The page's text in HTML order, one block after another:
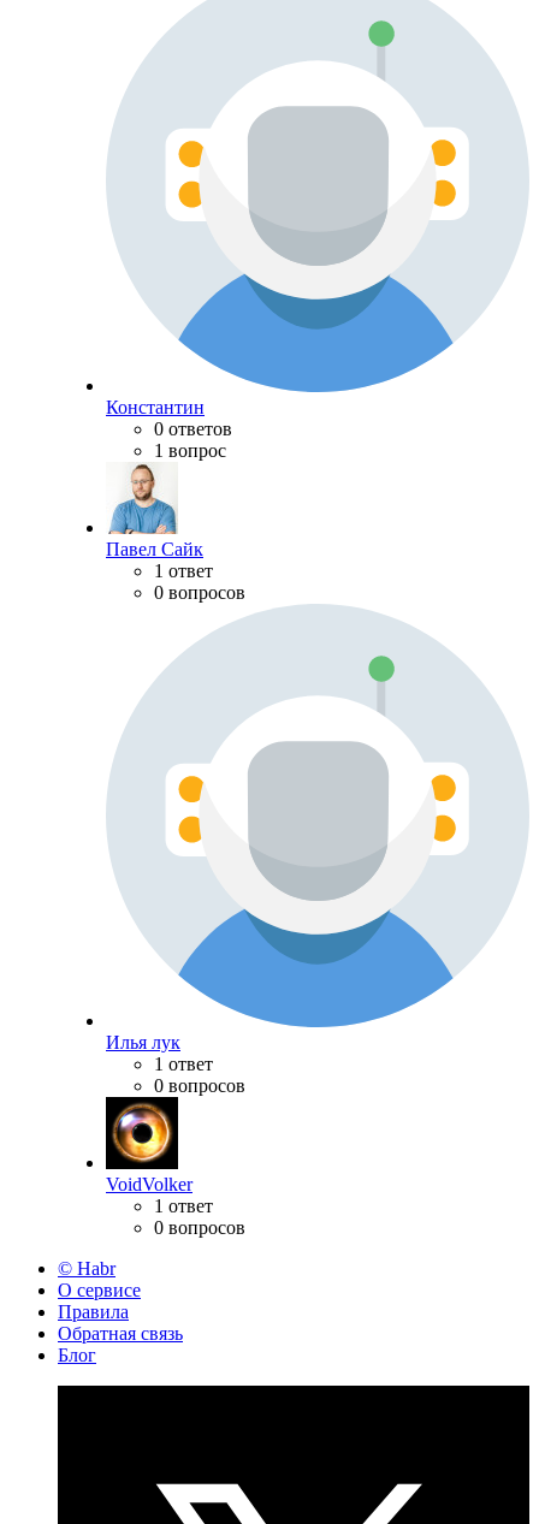
Константин
0 ответов
1 вопрос
Павел Сайк
1 ответ
0 вопросов
Илья лук
1 ответ
0 вопросов
VoidVolker
1 ответ
0 вопросов
© Habr
О сервисе
Правила
Обратная связь
Блог